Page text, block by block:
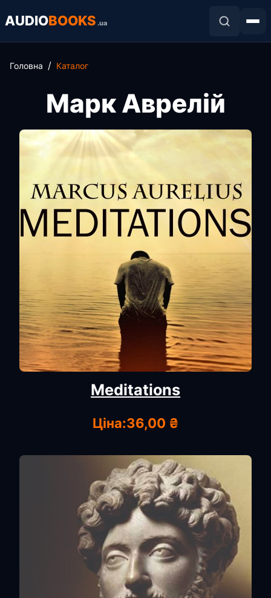
AUDIOBOOKS .ua
Головна Каталог
Марк Аврелій
Meditations
Ціна:36,00 ₴